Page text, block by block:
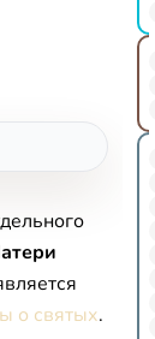
о святых.